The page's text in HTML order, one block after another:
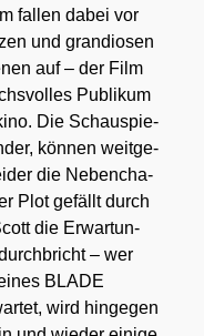
fal­len dabei vor
und gran­dio­sen
auf – der Film
Publi­kum
Die Schau­spie­
kön­nen weit­ge­
die Neben­cha­
Plot gefällt durch
die Erwar­tun­
– wer
BLADE
wird hin­ge­gen